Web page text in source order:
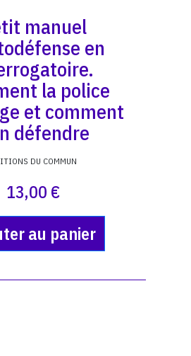
manuel
en
la police
et comment
défendre
DU COMMUN
13,00 €
au panier